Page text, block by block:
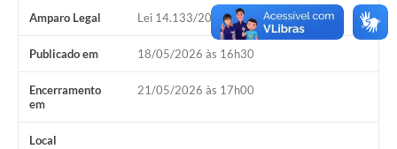
LinksAmparo Legal Lei 14.133/2021, Art 75, I
Publicado em 18/05/2026 às 16h30
Encerramento
em
21/05/2026 às 17h00
Local